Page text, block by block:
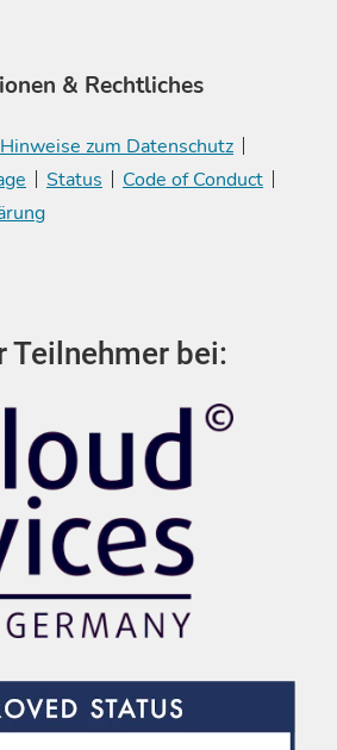
& Rechtliches
Hinweise zum Datenschutz
Status
Code of Conduct
bei: